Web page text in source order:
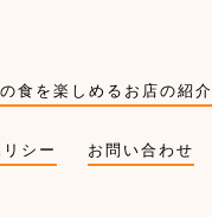
食を楽しめるお店の紹介
シー お問い合わせ